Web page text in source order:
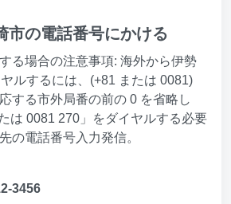
市の電話番号にかける
る場合の注意事項: 海外から伊勢
ルするには、(+81 または 0081)
する市外局番の前の 0 を省略し
は 0081 270」をダイヤルする必要
の電話番号入力発信。
3456